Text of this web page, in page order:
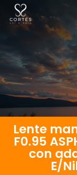
Lente
F0.95
con
E/